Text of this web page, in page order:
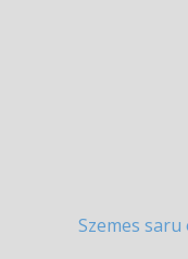
Szemes saru